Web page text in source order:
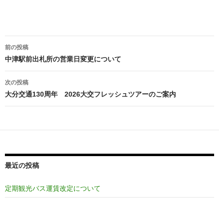
投
稿
ナ
ビ
ー
ョ
前の投稿
中津駅前出札所の営業日変更について
次の投稿
大分交通130周年 2026大交フレッシュツアーのご案内
最近の投稿
定期観光バス運賃改定について